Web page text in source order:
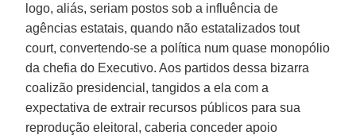
logo, aliás, seriam postos sob a influência de
agências estatais, quando não estatalizados tout
court, convertendo-se a política num quase monopólio
da chefia do Executivo. Aos partidos dessa bizarra
coalizão presidencial, tangidos a ela com a
expectativa de extrair recursos públicos para sua
reprodução eleitoral, caberia conceder apoio